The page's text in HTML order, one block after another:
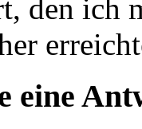
den ich
eine